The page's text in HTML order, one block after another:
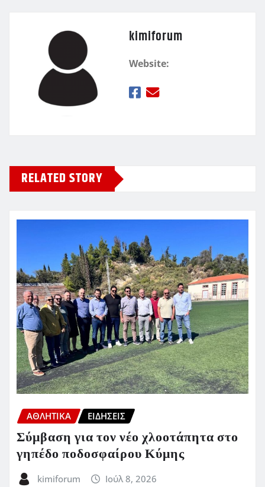
kimiforum
Website:
RELATED STORY
ΑΘΛΗΤΙΚΑ ΕΙΔΗΣΕΙΣ
Σύμβαση για τον νέο χλοοτάπητα στο
γηπέδο ποδοσφαίρου Κύμης
kimiforum Ιούλ 8, 2026